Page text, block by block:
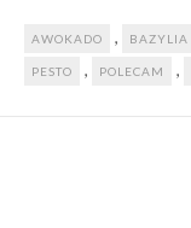
AWOKADO , BAZYLIA
PESTO , POLECAM ,